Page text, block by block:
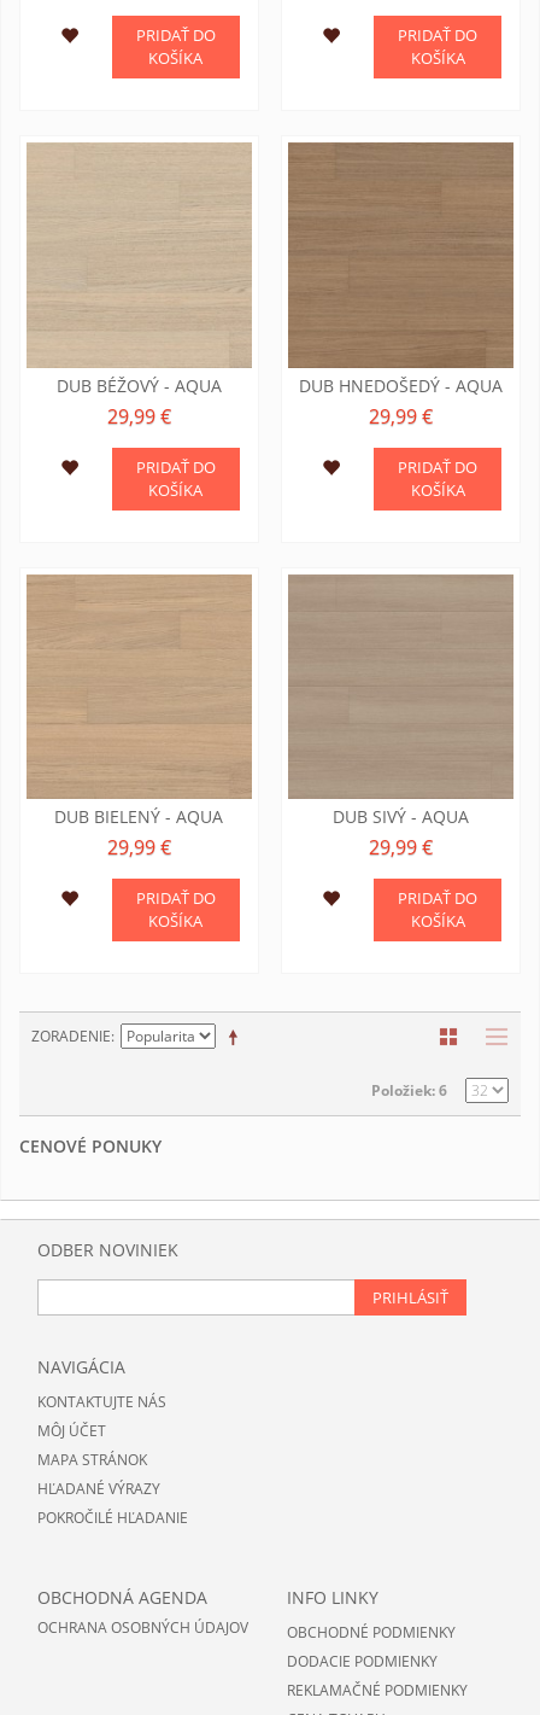
PRIDAŤ DO
KOŠÍKA
PRIDAŤ DO
KOŠÍKA
DUB BÉŽOVÝ - AQUA
29,99 €
PRIDAŤ DO
KOŠÍKA
DUB HNEDOŠEDÝ - AQUA
29,99 €
PRIDAŤ DO
KOŠÍKA
DUB BIELENÝ - AQUA
29,99 €
PRIDAŤ DO
KOŠÍKA
DUB SIVÝ - AQUA
29,99 €
PRIDAŤ DO
KOŠÍKA
ZORADENIE
Položiek: 6
CENOVÉ PONUKY
ODBER NOVINIEK
PRIHLÁSIŤ
NAVIGÁCIA
KONTAKTUJTE NÁS
MÔJ ÚČET
MAPA STRÁNOK
HĽADANÉ VÝRAZY
POKROČILÉ HĽADANIE
OBCHODNÁ AGENDA
OCHRANA OSOBNÝCH ÚDAJOV
INFO LINKY
OBCHODNÉ PODMIENKY
DODACIE PODMIENKY
REKLAMAČNÉ PODMIENKY